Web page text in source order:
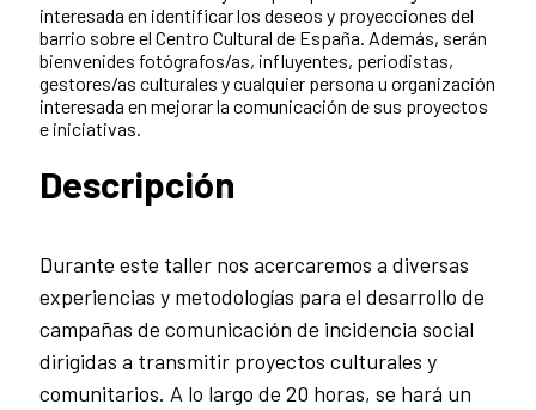
interesada en identificar los deseos y proyecciones del
barrio sobre el Centro Cultural de España. Además, serán
bienvenides fotógrafos/as, influyentes, periodistas,
gestores/as culturales y cualquier persona u organización
interesada en mejorar la comunicación de sus proyectos
e iniciativas.
Descripción
Durante este taller nos acercaremos a diversas
experiencias y metodologías para el desarrollo de
campañas de comunicación de incidencia social
dirigidas a transmitir proyectos culturales y
comunitarios. A lo largo de 20 horas, se hará un